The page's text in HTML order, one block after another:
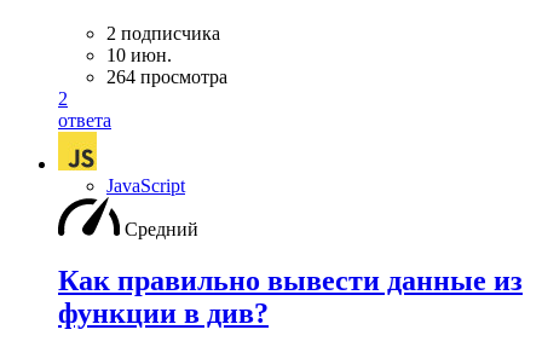
2 подписчика
10 июн.
264 просмотра
2
ответа
JavaScript
Средний
Как правильно вывести данные из
функции в див?